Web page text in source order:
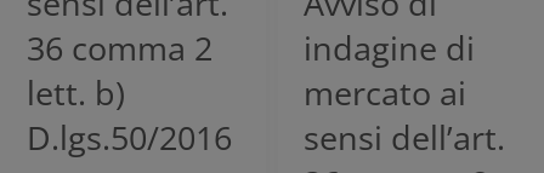
36 comma 2
lett. b)
D.lgs.50/2016
indagine di
mercato ai
sensi dell’art.